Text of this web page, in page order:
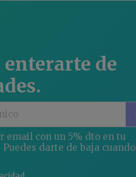
enterarte de
email con un 5% dto en tu
darte de baja cuando